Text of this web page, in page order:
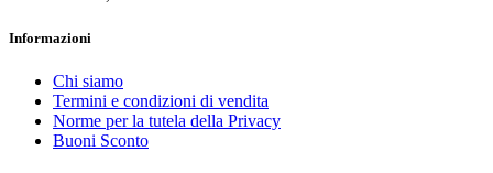
Informazioni
Chi siamo
Termini e condizioni di vendita
Norme per la tutela della Privacy
Buoni Sconto